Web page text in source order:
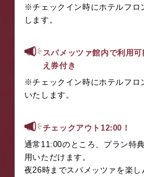
※チェックイン時にホテルフロ
します。
スパメッツァ館内で利用
え券付き
※チェックイン時にホテルフロ
いたします。
チェックアウト12:00 ！
通常 11:00のところ、プラン特
用いただけます。
夜26時までスパメッツァを楽